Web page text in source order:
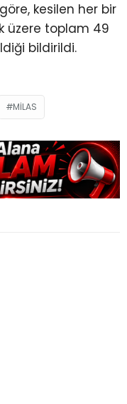
kesilen her bir
üzere toplam 49
bildirildi.
MILAS